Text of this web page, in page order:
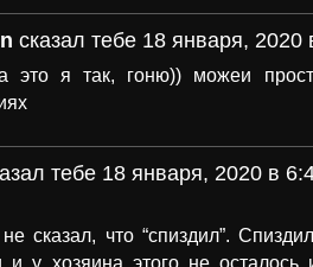
сказал тебе 18 января, 2020
это я так, гоню)) можеи
тебе 18 января, 2020 в
сказал, что “спиздил”.
и у хозяина этого не